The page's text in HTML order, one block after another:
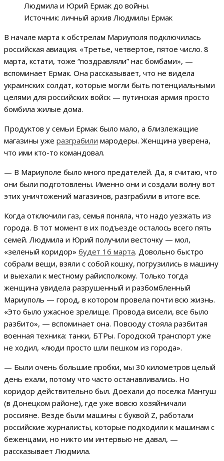
Людмила и Юрий Ермак до войны.
Источник: личный архив Людмилы Ермак
В начале марта к обстрелам Мариуполя подключилась
российская авиация. «Третье, четвертое, пятое число. 8
марта, кстати, тоже “поздравляли” нас бомбами», —
вспоминает Ермак. Она рассказывает, что не видела
украинских солдат, которые могли быть потенциальными
целями для российских войск — путинская армия просто
бомбила жилые дома.
Продуктов у семьи Ермак было мало, а близлежащие
магазины уже разграбили мародеры. Женщина уверена,
что ими кто-то командовал.
— В Мариуполе было много предателей. Да, я считаю, что
они были подготовлены. Именно они и создали волну вот
этих уничтожений магазинов, разграбили в итоге все.
Когда отключили газ, семья поняла, что надо уезжать из
города. В тот момент в их подъезде осталось всего пять
семей. Людмила и Юрий получили весточку — мол,
«зеленый коридор» будет 16 марта. Довольно быстро
собрали вещи, взяли с собой кошку, погрузились в машину
и выехали к местному райисполкому. Только тогда
женщина увидела разрушенный и разбомбленный
Мариуполь — город, в котором провела почти всю жизнь.
«Это было ужасное зрелище. Провода висели, все было
разбито», — вспоминает она. Повсюду стояла разбитая
военная техника: танки, БТРы. Городской транспорт уже
не ходил, «люди просто шли пешком из города».
— Были очень большие пробки, мы 30 километров целый
день ехали, потому что часто останавливались. Но
коридор действительно был. Доехали до поселка Мангуш
(в Донецком районе), где уже вовсю хозяйничали
россияне. Везде были машины с буквой Z, работали
российские журналисты, которые подходили к машинам с
беженцами, но никто им интервью не давал, —
рассказывает Людмила.